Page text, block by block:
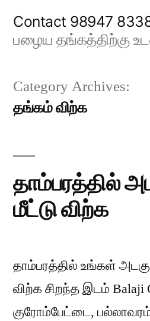
Contact 98947
பழைய தங்கத்திற்கு
Category Archives:
தங்கம் விற்க
தாம்பரத்தில்
மீட்டு விற்க
தாம்பரத்தில் உங்கள்
விற்க சிறந்த இடம் Balaji
குரோம்பேட்டை,